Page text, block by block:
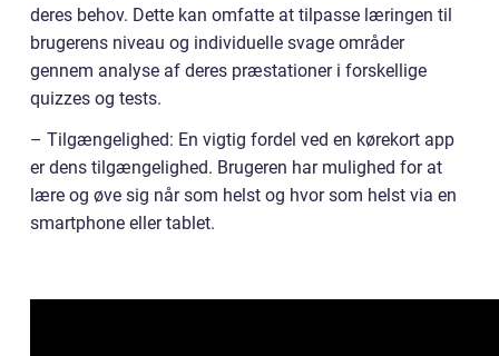
deres behov. Dette kan omfatte at tilpasse læringen til
brugerens niveau og individuelle svage områder
gennem analyse af deres præstationer i forskellige
quizzes og tests.
– Tilgængelighed: En vigtig fordel ved en kørekort app
er dens tilgængelighed. Brugeren har mulighed for at
lære og øve sig når som helst og hvor som helst via en
smartphone eller tablet.